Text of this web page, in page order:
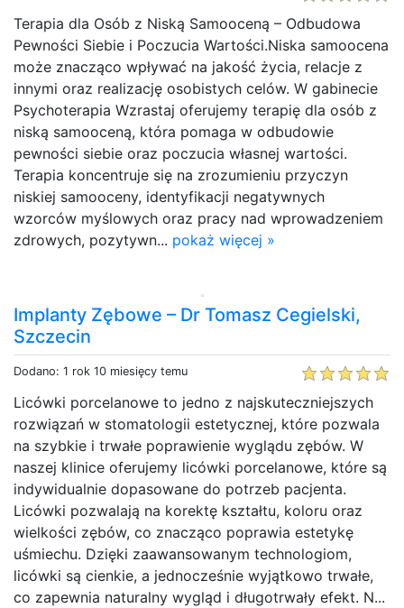
Terapia dla Osób z Niską Samooceną – Odbudowa
Pewności Siebie i Poczucia Wartości.Niska samoocena
może znacząco wpływać na jakość życia, relacje z
innymi oraz realizację osobistych celów. W gabinecie
Psychoterapia Wzrastaj oferujemy terapię dla osób z
niską samooceną, która pomaga w odbudowie
pewności siebie oraz poczucia własnej wartości.
Terapia koncentruje się na zrozumieniu przyczyn
niskiej samooceny, identyfikacji negatywnych
wzorców myślowych oraz pracy nad wprowadzeniem
zdrowych, pozytywn... pokaż więcej »
Implanty Zębowe – Dr Tomasz Cegielski,
Szczecin
Dodano: 1 rok 10 miesięcy temu
Licówki porcelanowe to jedno z najskuteczniejszych
rozwiązań w stomatologii estetycznej, które pozwala
na szybkie i trwałe poprawienie wyglądu zębów. W
naszej klinice oferujemy licówki porcelanowe, które są
indywidualnie dopasowane do potrzeb pacjenta.
Licówki pozwalają na korektę kształtu, koloru oraz
wielkości zębów, co znacząco poprawia estetykę
uśmiechu. Dzięki zaawansowanym technologiom,
licówki są cienkie, a jednocześnie wyjątkowo trwałe,
co zapewnia naturalny wygląd i długotrwały efekt. N...